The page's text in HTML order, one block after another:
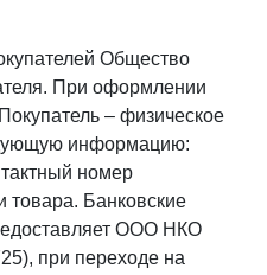
Общество
При оформлении
– физическое
информацию:
номер
товара. Банковские
ООО НКО
при переходе на